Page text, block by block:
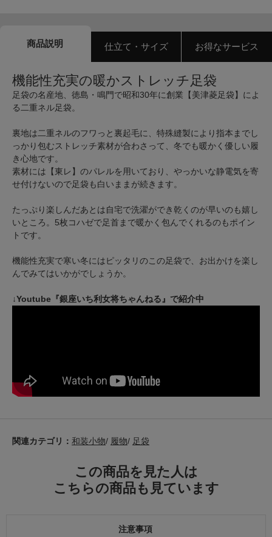
商品説明 仕立て・サイズ お得なサービス
機能性充実の暖かストレッチ足袋
足袋の名産地、徳島・鳴門で昭和30年に創業【美津菱足袋】によ
る二重ネル足袋。
裏地は二重ネルのフワっと裏起毛に、特殊縫製により指本までし
っかり包むストレッチ素材が合わさって、冬でも暖かく優しい履
き心地です。
素材には【東レ】のパレルを用いており、やっかいな静電気を寄
せ付けないので足袋も白いままが続きます。
たっぷり楽しんだあとは自宅で洗濯ができ乾くのが早いのも嬉し
いところ。5枚コハゼで足首まで暖かく包んでくれるのもポイン
トです。
機能性充実で寒い冬にはピッタリのこの足袋で、お出かけを楽し
んでみてはいかがでしょうか。
↓Youtube『銀座いち利女将ちゃんねる』で紹介中
関連カテゴリ： 和装小物/ 履物/ 足袋
この商品を見た人は
こちらの商品も見ています
注意事項